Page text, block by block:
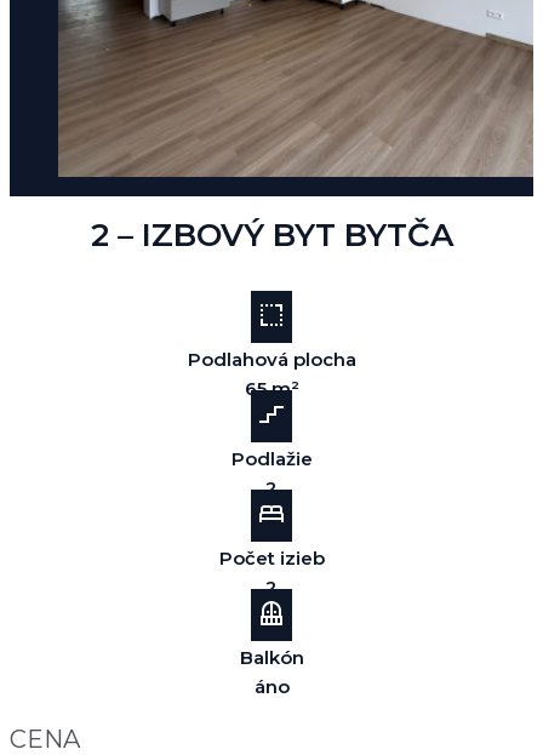
2 – IZBOVÝ BYT BYTČA
Podlahová plocha
65 m²
Podlažie
2
Počet izieb
2
Balkón
áno
CENA